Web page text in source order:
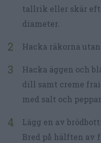
tallrik eller skär
diameter.
Hacka räkorna
Hacka äggen och
dill samt creme
med salt och
Lägg en av
Bred på hälften av